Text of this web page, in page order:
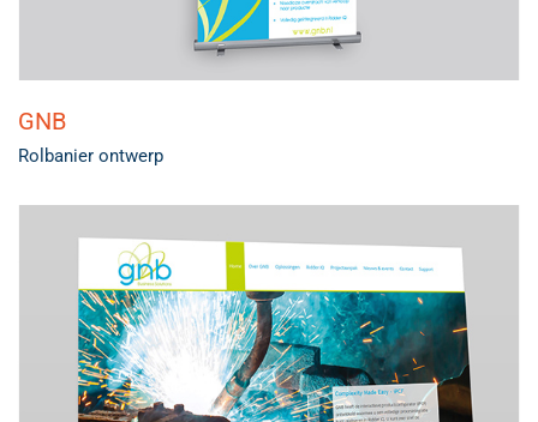
GNB
Rolbanier ontwerp